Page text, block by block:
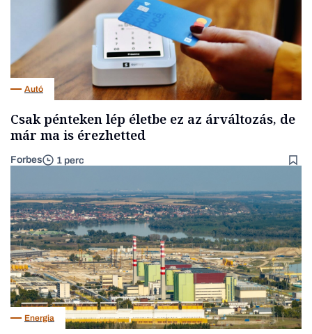
Autó
Csak pénteken lép életbe ez az árváltozás, de
már ma is érezhetted
Forbes 1 perc
Energia